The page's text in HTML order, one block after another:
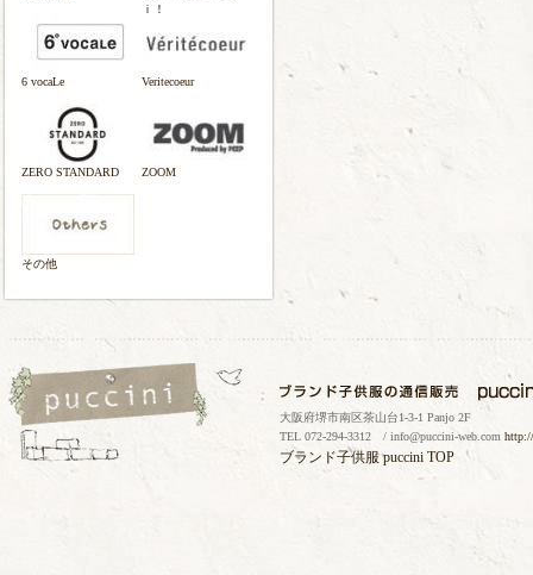
ｉ！
6 vocaLe Veritecoeur
ZERO STANDARD ZOOM
その他
大阪府堺市南区茶山台1-3-1 Panjo 2F
TEL 072-294-3312 / info@puccini-web.com
ブランド子供服puccini TOP